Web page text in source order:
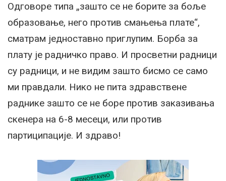
Одговоре типа „зашто се не борите за боље
образовање, него против смањења плате“,
сматрам једноставно приглупим. Борба за
плату је радничко право. И просветни радници
су радници, и не видим зашто бисмо се само
ми правдали. Нико не пита здравствене
раднике зашто се не боре против заказивања
скенера на 6-8 месеци, или против
партиципације. И здраво!